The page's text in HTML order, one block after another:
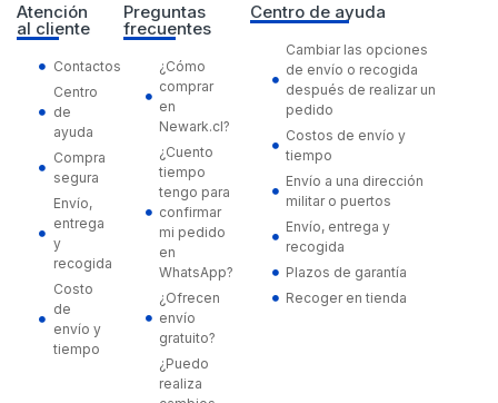
Atención
al cliente
Contactos
Centro
de
ayuda
Compra
segura
Envío,
entrega
y
recogida
Costo
de
envío y
tiempo
Preguntas
frecuentes
¿Cómo
comprar
en
Newark.cl?
¿Cuento
tiempo
tengo para
confirmar
mi pedido
en
WhatsApp?
¿Ofrecen
envío
gratuito?
¿Puedo
realiza
Centro de ayuda
Cambiar las opciones
de envío o recogida
después de realizar un
pedido
Costos de envío y
tiempo
Envío a una dirección
militar o puertos
Envío, entrega y
recogida
Plazos de garantía
Recoger en tienda